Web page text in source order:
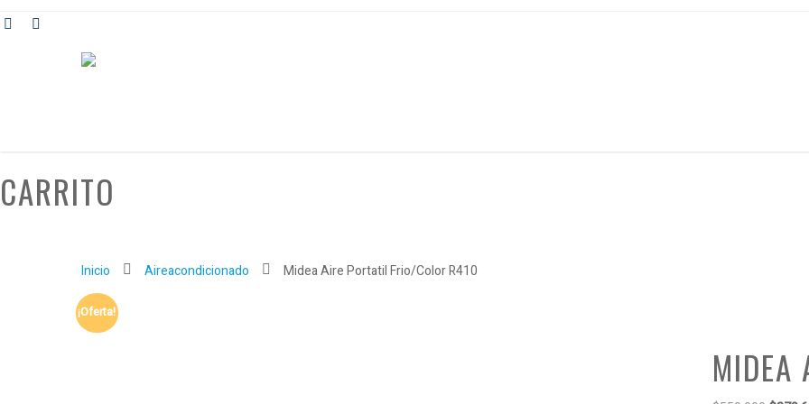
CARRITO
Inicio Aireacondicionado Midea Aire Portatil Frio/Color R410
¡Oferta!
MIDEA